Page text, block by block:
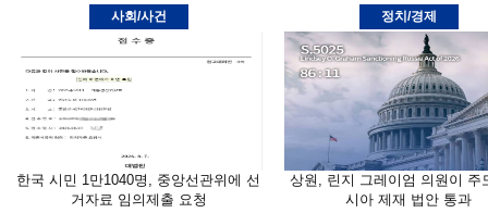
사회/사건
한국 시민 1만1040명, 중앙선관위에 선
거자료 임의제출 요청
정치/경제
상원, 린지 그레이엄 의원이 주
시아 제재 법안 통과